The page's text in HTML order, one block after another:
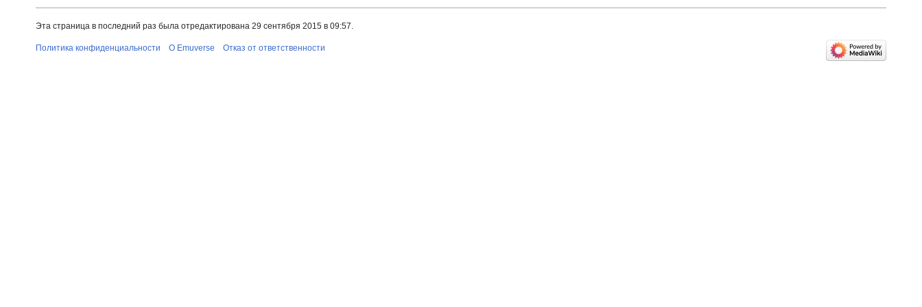
Эта страница в последний раз была отредактирована 29 сентября 2015 в 09:57.
Политика конфиденциальности О Emuverse Отказ от ответственности